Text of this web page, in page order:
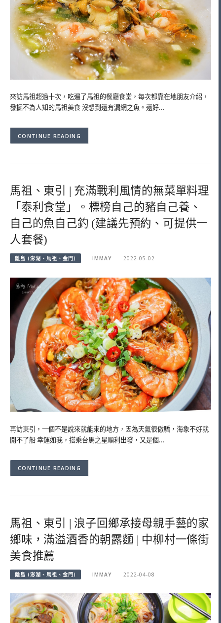
來訪馬祖超過十次，吃遍了馬祖的餐廳食堂，每次都靠在地朋友介紹，
發掘不為人知的馬祖美食 沒想到還有漏網之魚。還好…
CONTINUE READING
馬祖、東引 | 充滿戰利風情的無菜單料理
「泰利食堂」。標榜自己的豬自己養、
自己的魚自己釣 (建議先預約、可提供一
人套餐)
離島 (澎湖、馬祖、金門) IMMAY 2022-05-02
再訪東引，一個不是說來就能來的地方，因為天氣很傲驕，海象不好就
開不了船 幸運如我，搭乘台馬之星順利出發，又是個…
CONTINUE READING
馬祖、東引 | 浪子回鄉承接母親手藝的家
鄉味，滿溢酒香的朝露麵 | 中柳村一條街
美食推薦
離島 (澎湖、馬祖、金門) IMMAY 2022-04-08